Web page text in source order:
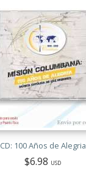
CD: 100 Años de Alegria
$6.98 USD